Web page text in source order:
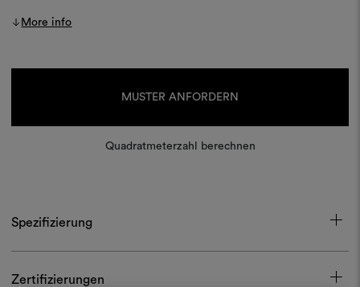
More info
MUSTER ANFORDERN
Quadratmeterzahl berechnen
Spezifizierung
Zertifizierungen